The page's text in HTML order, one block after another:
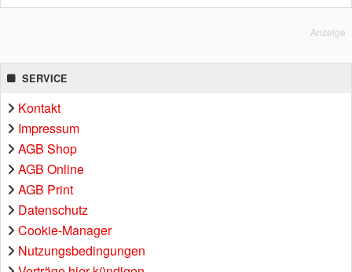
Anzeige
SERVICE
Kontakt
Impressum
AGB Shop
AGB Online
AGB Print
Datenschutz
Cookie-Manager
Nutzungsbedingungen